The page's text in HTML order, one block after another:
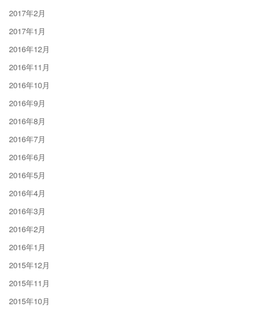
2017年2月
2017年1月
2016年12月
2016年11月
2016年10月
2016年9月
2016年8月
2016年7月
2016年6月
2016年5月
2016年4月
2016年3月
2016年2月
2016年1月
2015年12月
2015年11月
2015年10月